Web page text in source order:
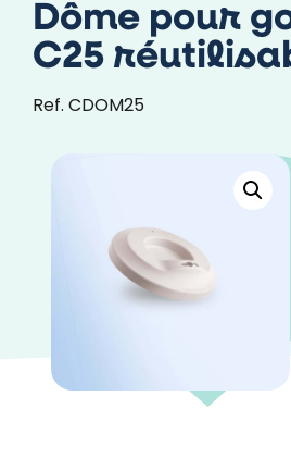
Dôme pour
C25
Ref. CDOM25